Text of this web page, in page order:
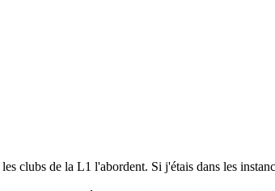
clubs de la L1 l'abordent. Si j'étais dans les